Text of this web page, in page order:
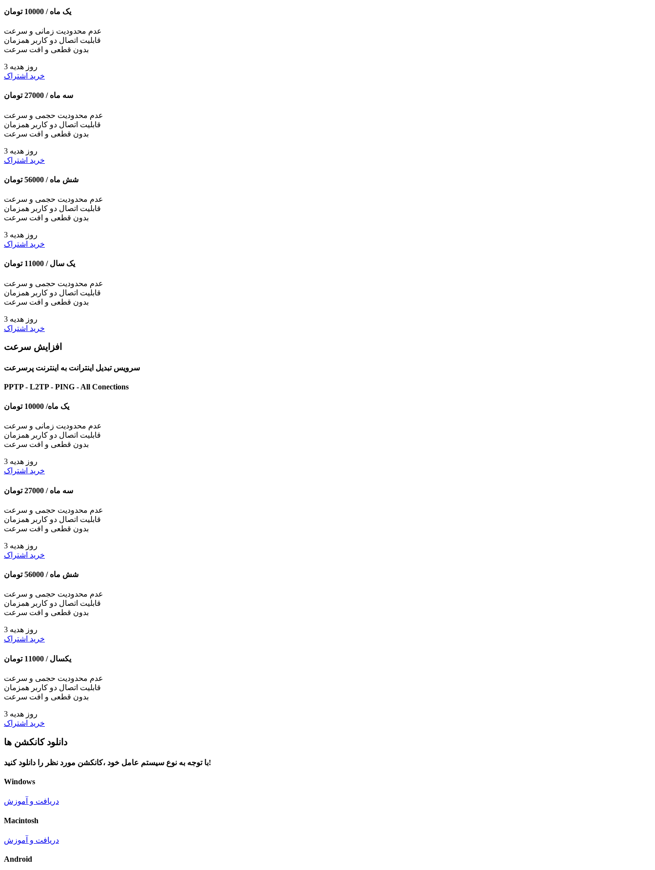
یک ماه / 10000 تومان
عدم محدودیت زمانی و سرعت
قابلیت اتصال دو کاربر همزمان
بدون قطعی و افت سرعت
3 روز هدیه
خرید اشتراک
سه ماه / 27000 تومان
عدم محدودیت حجمی و سرعت
قابلیت اتصال دو کاربر همزمان
بدون قطعی و افت سرعت
3 روز هدیه
خرید اشتراک
شش ماه / 56000 تومان
عدم محدودیت حجمی و سرعت
قابلیت اتصال دو کاربر همزمان
بدون قطعی و افت سرعت
3 روز هدیه
خرید اشتراک
یک سال / 11000 تومان
عدم محدودیت حجمی و سرعت
قابلیت اتصال دو کاربر همزمان
بدون قطعی و افت سرعت
3 روز هدیه
خرید اشتراک
افزایش سرعت
سرویس تبدیل اینترانت به اینترنت پرسرعت
PPTP - L2TP - PING - All Conections
یک ماه/ 10000 تومان
عدم محدودیت زمانی و سرعت
قابلیت اتصال دو کاربر همزمان
بدون قطعی و افت سرعت
3 روز هدیه
خرید اشتراک
سه ماه / 27000 تومان
عدم محدودیت حجمی و سرعت
قابلیت اتصال دو کاربر همزمان
بدون قطعی و افت سرعت
3 روز هدیه
خرید اشتراک
شش ماه / 56000 تومان
عدم محدودیت حجمی و سرعت
قابلیت اتصال دو کاربر همزمان
بدون قطعی و افت سرعت
3 روز هدیه
خرید اشتراک
یکسال / 11000 تومان
عدم محدودیت حجمی و سرعت
قابلیت اتصال دو کاربر همزمان
بدون قطعی و افت سرعت
3 روز هدیه
خرید اشتراک
دانلود کانکشن ها
با توجه به نوع سیستم عامل خود ،کانکشن مورد نظر را دانلود کنید!
Windows
دریافت و آموزش
Macintosh
دریافت و آموزش
Android